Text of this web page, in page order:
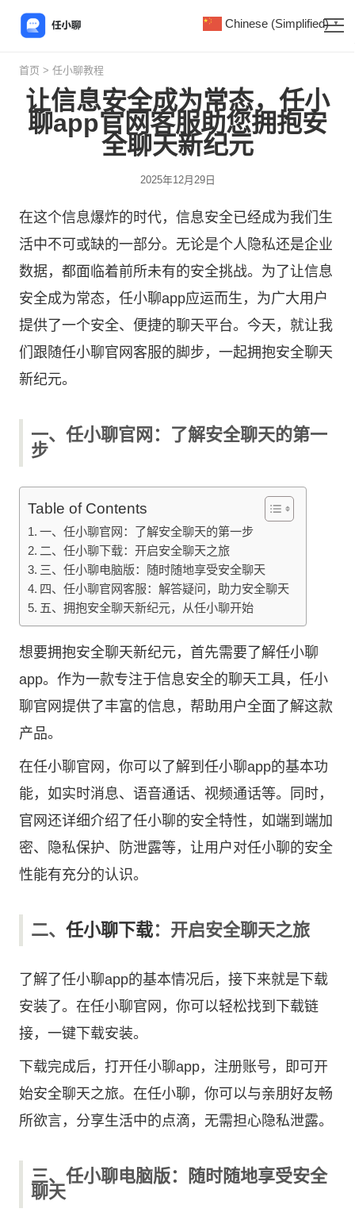
首页 > 任小聊教程
让信息安全成为常态，任小
聊app官网客服助您拥抱安
全聊天新纪元
2025年12月29日
在这个信息爆炸的时代，信息安全已经成为我们生
活中不可或缺的一部分。无论是个人隐私还是企业
数据，都面临着前所未有的安全挑战。为了让信息
安全成为常态，任小聊app应运而生，为广大用户
提供了一个安全、便捷的聊天平台。今天，就让我
们跟随任小聊官网客服的脚步，一起拥抱安全聊天
新纪元。
一、任小聊官网：了解安全聊天的第一
步
Table of Contents
一、任小聊官网：了解安全聊天的第一步
二、任小聊下载：开启安全聊天之旅
三、任小聊电脑版：随时随地享受安全聊天
四、任小聊官网客服：解答疑问，助力安全聊天
五、拥抱安全聊天新纪元，从任小聊开始
想要拥抱安全聊天新纪元，首先需要了解任小聊
app。作为一款专注于信息安全的聊天工具，任小
聊官网提供了丰富的信息，帮助用户全面了解这款
产品。
在任小聊官网，你可以了解到任小聊app的基本功
能，如实时消息、语音通话、视频通话等。同时，
官网还详细介绍了任小聊的安全特性，如端到端加
密、隐私保护、防泄露等，让用户对任小聊的安全
性能有充分的认识。
二、 任小聊下载：开启安全聊天之旅
了解了任小聊app的基本情况后，接下来就是下载
安装了。在任小聊官网，你可以轻松找到下载链
接，一键下载安装。
下载完成后，打开任小聊app，注册账号，即可开
始安全聊天之旅。在任小聊，你可以与亲朋好友畅
所欲言，分享生活中的点滴，无需担心隐私泄露。
三、任小聊电脑版：随时随地享受安全
聊天
Chinese (Simplified) ▼